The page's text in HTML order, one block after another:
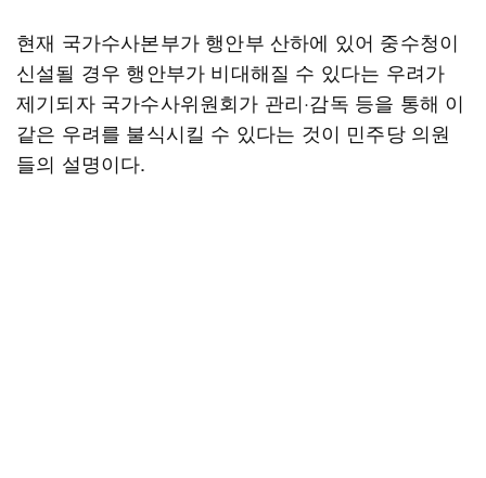
현재 국가수사본부가 행안부 산하에 있어 중수청이
신설될 경우 행안부가 비대해질 수 있다는 우려가
제기되자 국가수사위원회가 관리·감독 등을 통해 이
같은 우려를 불식시킬 수 있다는 것이 민주당 의원
들의 설명이다.